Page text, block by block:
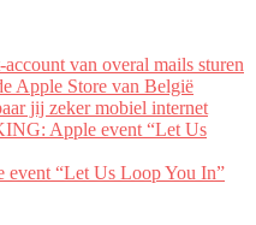
van overal mails sturen
Apple Store van België
jij zeker mobiel internet
Apple event “Let Us
“Let Us Loop You In”